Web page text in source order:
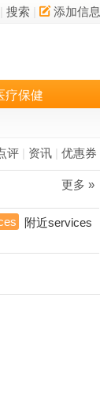
搜索 添加信息
疗保健
评 资讯 优惠券
更多 »
附近services